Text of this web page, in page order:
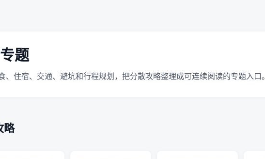
题
、住宿、交通、避坑和行程规划，把分散攻略整理成可连续阅读的专题入口。
略